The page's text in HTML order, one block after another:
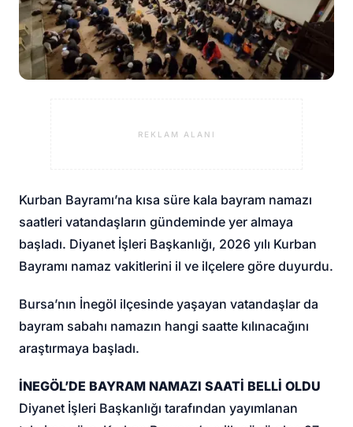
REKLAM ALANI
Kurban Bayramı’na kısa süre kala bayram namazı
saatleri vatandaşların gündeminde yer almaya
başladı. Diyanet İşleri Başkanlığı, 2026 yılı Kurban
Bayramı namaz vakitlerini il ve ilçelere göre duyurdu.
Bursa’nın İnegöl ilçesinde yaşayan vatandaşlar da
bayram sabahı namazın hangi saatte kılınacağını
araştırmaya başladı.
İNEGÖL’DE BAYRAM NAMAZI SAATİ BELLİ OLDU
Diyanet İşleri Başkanlığı tarafından yayımlanan